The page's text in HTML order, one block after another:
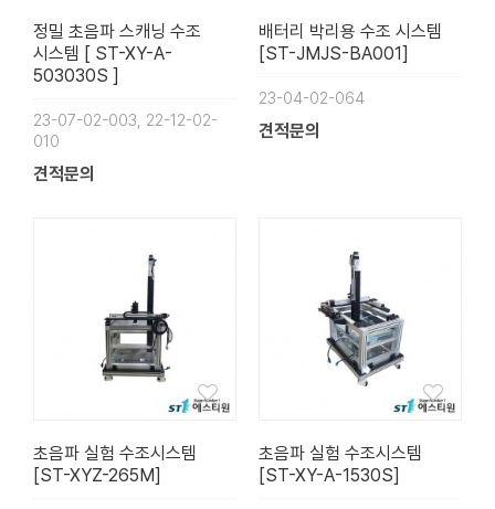
정밀 초음파 스캐닝 수조
시스템 [ ST-XY-A-
503030S ]
23-07-02-003, 22-12-02-
010
견적문의
배터리 박리용 수조 시스템
[ST-JMJS-BA001]
23-04-02-064
견적문의
초음파 실험 수조시스템
[ST-XYZ-265M]
초음파 실험 수조시스템
[ST-XY-A-1530S]